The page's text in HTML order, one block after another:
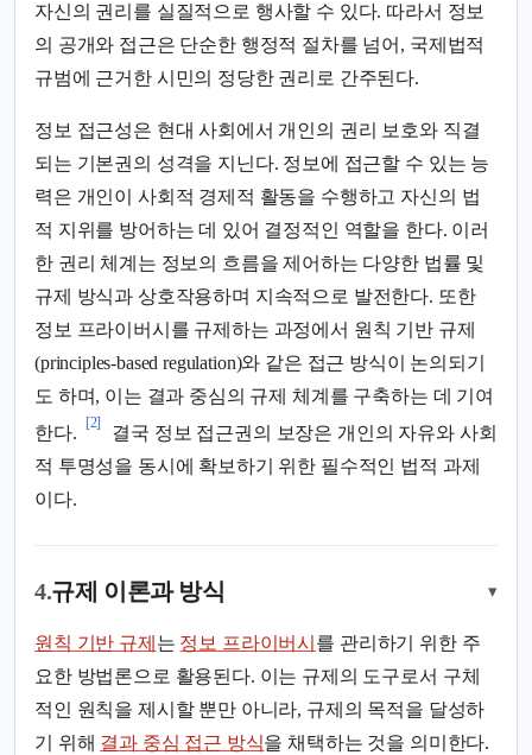
자신의 권리를 실질적으로 행사할 수 있다. 따라서 정보
의 공개와 접근은 단순한 행정적 절차를 넘어, 국제법적
규범에 근거한 시민의 정당한 권리로 간주된다.
정보 접근성은 현대 사회에서 개인의 권리 보호와 직결
되는 기본권의 성격을 지닌다. 정보에 접근할 수 있는 능
력은 개인이 사회적 경제적 활동을 수행하고 자신의 법
적 지위를 방어하는 데 있어 결정적인 역할을 한다. 이러
한 권리 체계는 정보의 흐름을 제어하는 다양한 법률 및
규제 방식과 상호작용하며 지속적으로 발전한다. 또한
정보 프라이버시를 규제하는 과정에서 원칙 기반 규제
(principles-based regulation)와 같은 접근 방식이 논의되기
도 하며, 이는 결과 중심의 규제 체계를 구축하는 데 기여
한다.
[2]
결국 정보 접근권의 보장은 개인의 자유와 사회
적 투명성을 동시에 확보하기 위한 필수적인 법적 과제
이다.
4.규제 이론과 방식 ▾
원칙 기반 규제 는 정보 프라이버시 를 관리하기 위한 주
요한 방법론으로 활용된다. 이는 규제의 도구로서 구체
적인 원칙을 제시할 뿐만 아니라, 규제의 목적을 달성하
기 위해 결과 중심 접근 방식을 채택하는 것을 의미한다.